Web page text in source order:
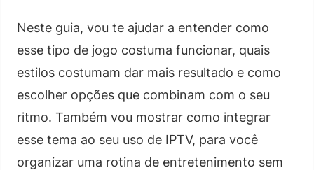
Neste guia, vou te ajudar a entender como
esse tipo de jogo costuma funcionar, quais
estilos costumam dar mais resultado e como
escolher opções que combinam com o seu
ritmo. Também vou mostrar como integrar
esse tema ao seu uso de IPTV, para você
organizar uma rotina de entretenimento sem